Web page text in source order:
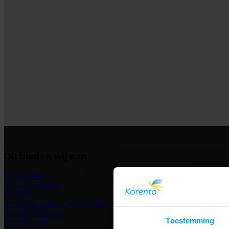
Toestemming
Financieel
Salaris | Payroll
E-HRM
Implementatie | Optimalisatie
Interim Services
Outsourcing